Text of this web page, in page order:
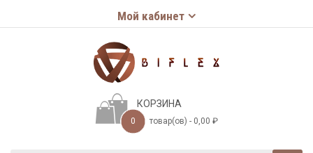
Мой кабинет
КОРЗИНА
0 товар(ов) - 0,00 ₽